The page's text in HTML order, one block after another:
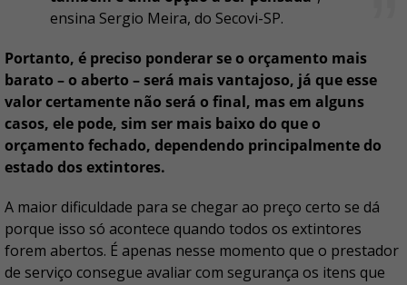
ensina Sergio Meira, do Secovi-SP.
Portanto, é preciso ponderar se o orçamento mais
barato – o aberto – será mais vantajoso, já que esse
valor certamente não será o final, mas em alguns
casos, ele pode, sim ser mais baixo do que o
orçamento fechado, dependendo principalmente do
estado dos extintores.
A maior dificuldade para se chegar ao preço certo se dá
porque isso só acontece quando todos os extintores
forem abertos. É apenas nesse momento que o prestador
de serviço consegue avaliar com segurança os itens que